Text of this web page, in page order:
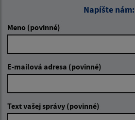
Napíšte nám:
Meno (povinné)
E-mailová adresa (povinné)
Text vašej správy (povinné)